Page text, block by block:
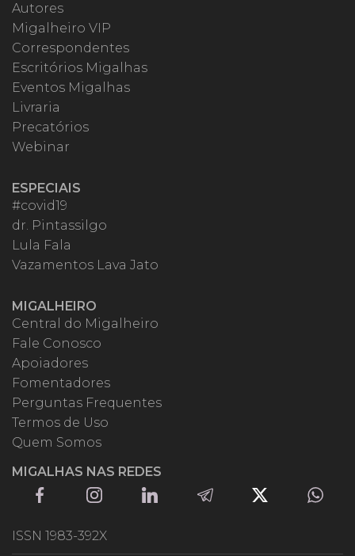
Autores
Migalheiro VIP
Correspondentes
Escritórios Migalhas
Eventos Migalhas
Livraria
Precatórios
Webinar
ESPECIAIS
#covid19
dr. Pintassilgo
Lula Fala
Vazamentos Lava Jato
MIGALHEIRO
Central do Migalheiro
Fale Conosco
Apoiadores
Fomentadores
Perguntas Frequentes
Termos de Uso
Quem Somos
MIGALHAS NAS REDES
ISSN 1983-392X